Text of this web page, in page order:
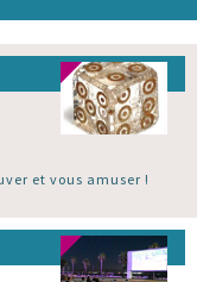
et vous amuser !